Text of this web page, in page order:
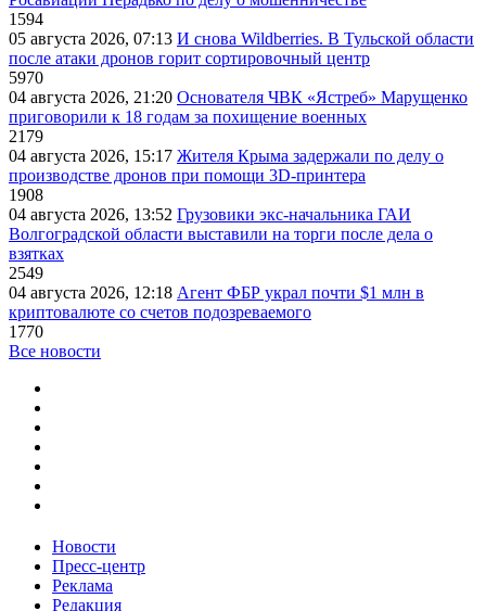
1594
05 августа 2026, 07:13 И снова Wildberries. В Тульской области
после атаки дронов горит сортировочный центр
5970
04 августа 2026, 21:20 Основателя ЧВК «Ястреб» Марущенко
приговорили к 18 годам за похищение военных
2179
04 августа 2026, 15:17 Жителя Крыма задержали по делу о
производстве дронов при помощи 3D‑принтера
1908
04 августа 2026, 13:52 Грузовики экс-начальника ГАИ
Волгоградской области выставили на торги после дела о
взятках
2549
04 августа 2026, 12:18 Агент ФБР украл почти $1 млн в
криптовалюте со счетов подозреваемого
1770
Все новости
Новости
Пресс-центр
Реклама
Редакция